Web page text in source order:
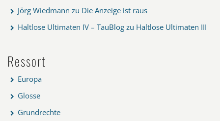
Jörg Wiedmann zu Die Anzeige ist raus
Haltlose Ultimaten IV – TauBlog zu Haltlose Ultimaten III
Ressort
Europa
Glosse
Grundrechte